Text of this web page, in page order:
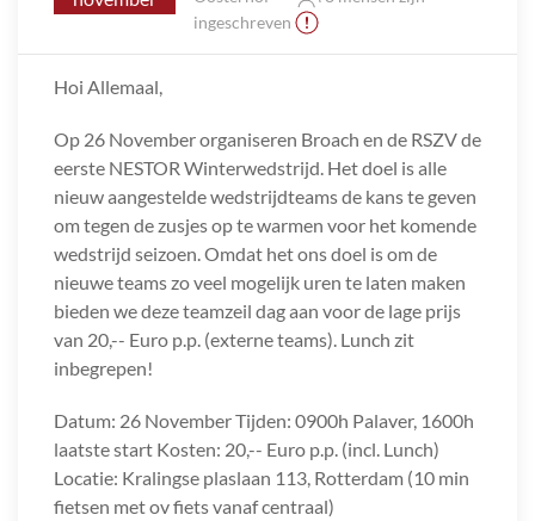
ingeschreven
Hoi Allemaal,
Op 26 November organiseren Broach en de RSZV de
eerste NESTOR Winterwedstrijd. Het doel is alle
nieuw aangestelde wedstrijdteams de kans te geven
om tegen de zusjes op te warmen voor het komende
wedstrijd seizoen. Omdat het ons doel is om de
nieuwe teams zo veel mogelijk uren te laten maken
bieden we deze teamzeil dag aan voor de lage prijs
van 20,-- Euro p.p. (externe teams). Lunch zit
inbegrepen!
Datum: 26 November Tijden: 0900h Palaver, 1600h
laatste start Kosten: 20,-- Euro p.p. (incl. Lunch)
Locatie: Kralingse plaslaan 113, Rotterdam (10 min
fietsen met ov fiets vanaf centraal)